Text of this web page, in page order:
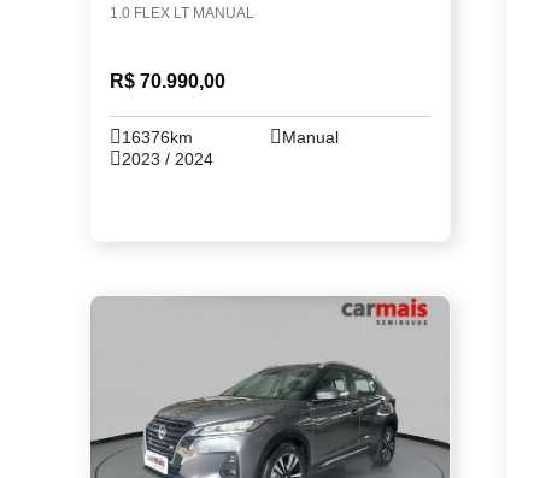
1.0 FLEX LT MANUAL
R$ 70.990,00
16376km
Manual
2023 / 2024